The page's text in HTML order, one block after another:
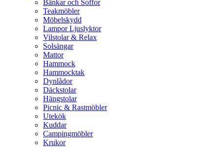
Bänkar och Soffor
Teakmöbler
Möbelskydd
Lampor Ljuslyktor
Vilstolar & Relax
Solsängar
Mattor
Hammock
Hammocktak
Dynlådor
Däckstolar
Hängstolar
Picnic & Rastmöbler
Utekök
Kuddar
Campingmöbler
Krukor